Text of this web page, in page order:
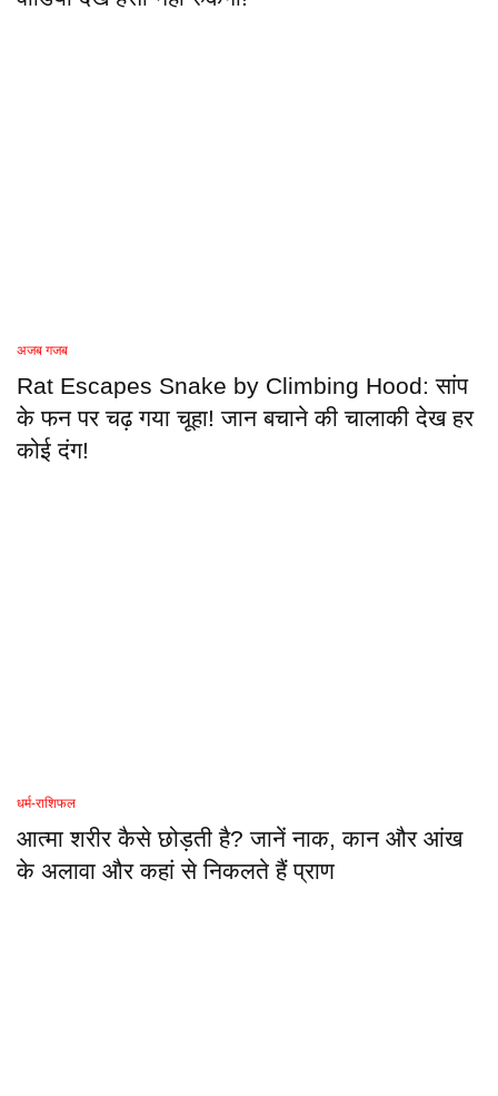
अजब गजब
Rat Escapes Snake by Climbing Hood: सांप
के फन पर चढ़ गया चूहा! जान बचाने की चालाकी देख हर
कोई दंग!
धर्म-राशिफल
आत्मा शरीर कैसे छोड़ती है? जानें नाक, कान और आंख
के अलावा और कहां से निकलते हैं प्राण